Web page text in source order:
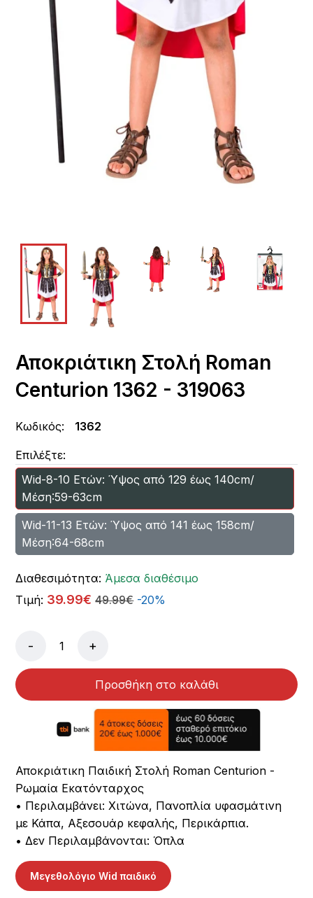
Αποκριάτικη Στολή Roman
Centurion 1362 - 319063
Κωδικός: 1362
Επιλέξτε:
Wid-8-10 Ετών: Ύψος από 129 έως 140cm/
Μέση:59-63cm
Wid-11-13 Ετών: Ύψος από 141 έως 158cm/
Μέση:64-68cm
Διαθεσιμότητα: Άμεσα διαθέσιμο
Τιμή: 39.99€ 49.99€ -20%
- +
Προσθήκη στο καλάθι
Αποκριάτικη Παιδική Στολή Roman Centurion -
Ρωμαία Εκατόνταρχος
• Περιλαμβάνει: Χιτώνα, Πανοπλία υφασμάτινη
με Κάπα, Αξεσουάρ κεφαλής, Περικάρπια.
• Δεν Περιλαμβάνονται: Όπλα
Μεγεθολόγιο Wid παιδικό